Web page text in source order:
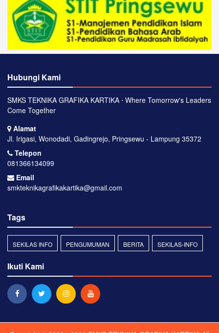
Hubungi Kami
SMKS TEKNIKA GRAFIKA KARTIKA ⋅ Where Tomorrow's Leaders
Come Together
Alamat
Jl. Irigasi, Wonodadi, Gadingrejo, Pringsewu - Lampung 35372
Telepon
081366134099
Email
smkteknikagrafikakartika@gmail.com
Tags
SEKILAS INFO PENGUMUMAN BERITA SEKILAS-INFO
Ikuti Kami